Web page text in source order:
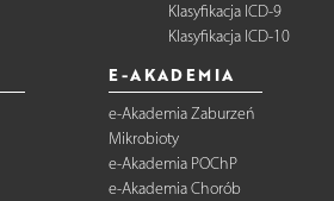
Klasyfikacja ICD-9
Klasyfikacja ICD-10
E-AKADEMIA
e-Akademia Zaburzeń
Mikrobioty
e-Akademia POChP
e-Akademia Chorób